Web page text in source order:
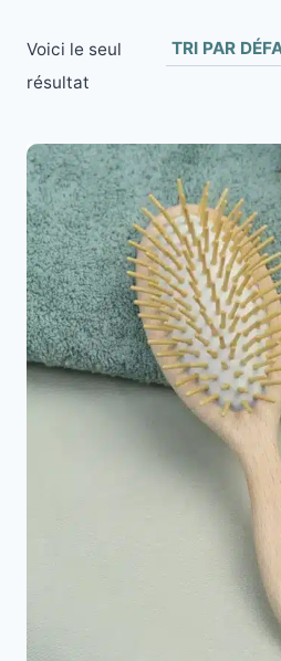
Voici le seul
résultat